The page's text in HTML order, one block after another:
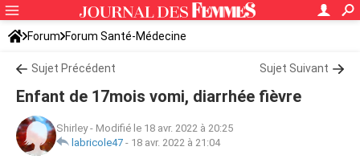
Forum Forum Santé-Médecine
Symptômes et maladies courantes
Sujet Précédent Sujet Suivant
Enfant de 17mois vomi, diarrhée fièvre
Shirley- Modifié le 18 avr. 2022 à 20:25
labricole47 - 18 avr. 2022 à 21:04